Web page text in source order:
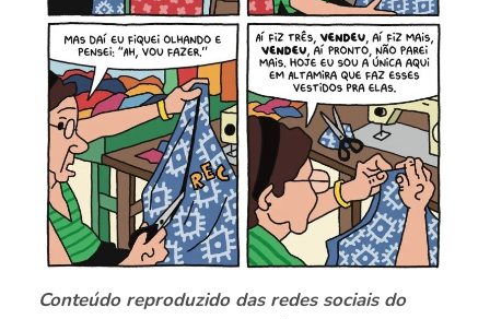
Conteúdo reproduzido das redes sociais do